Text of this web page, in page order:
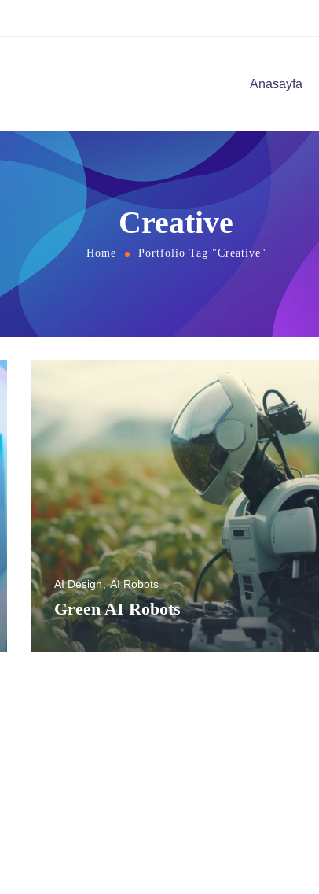
Anasayfa
Creative
Home Portfolio Tag "Creative"
Green AI Robots
AI Design AI Robots